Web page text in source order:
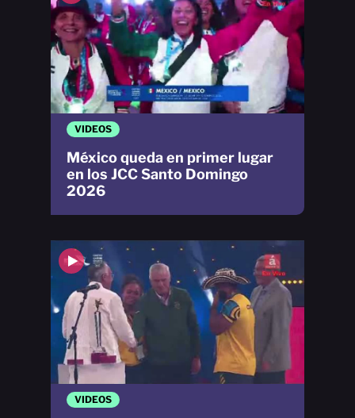
VIDEOS
VIDEOS
México queda en primer lugar
en los JCC Santo Domingo
2026